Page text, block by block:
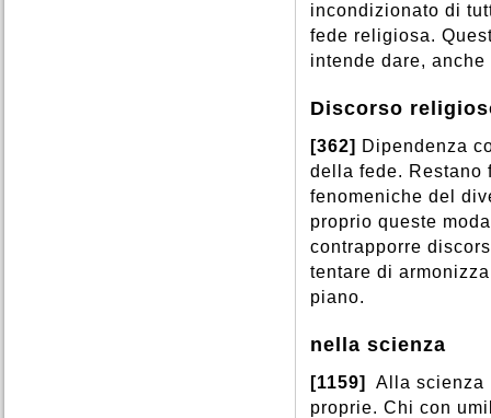
incondizionato di
fede religiosa.
intende dare,
Discorso
[362] Dipendenza
della fede. Restano
fenomeniche del
proprio queste
contrapporre
tentare di
piano.
nella scienza
[1159]
Alla scienza
proprie. Chi con